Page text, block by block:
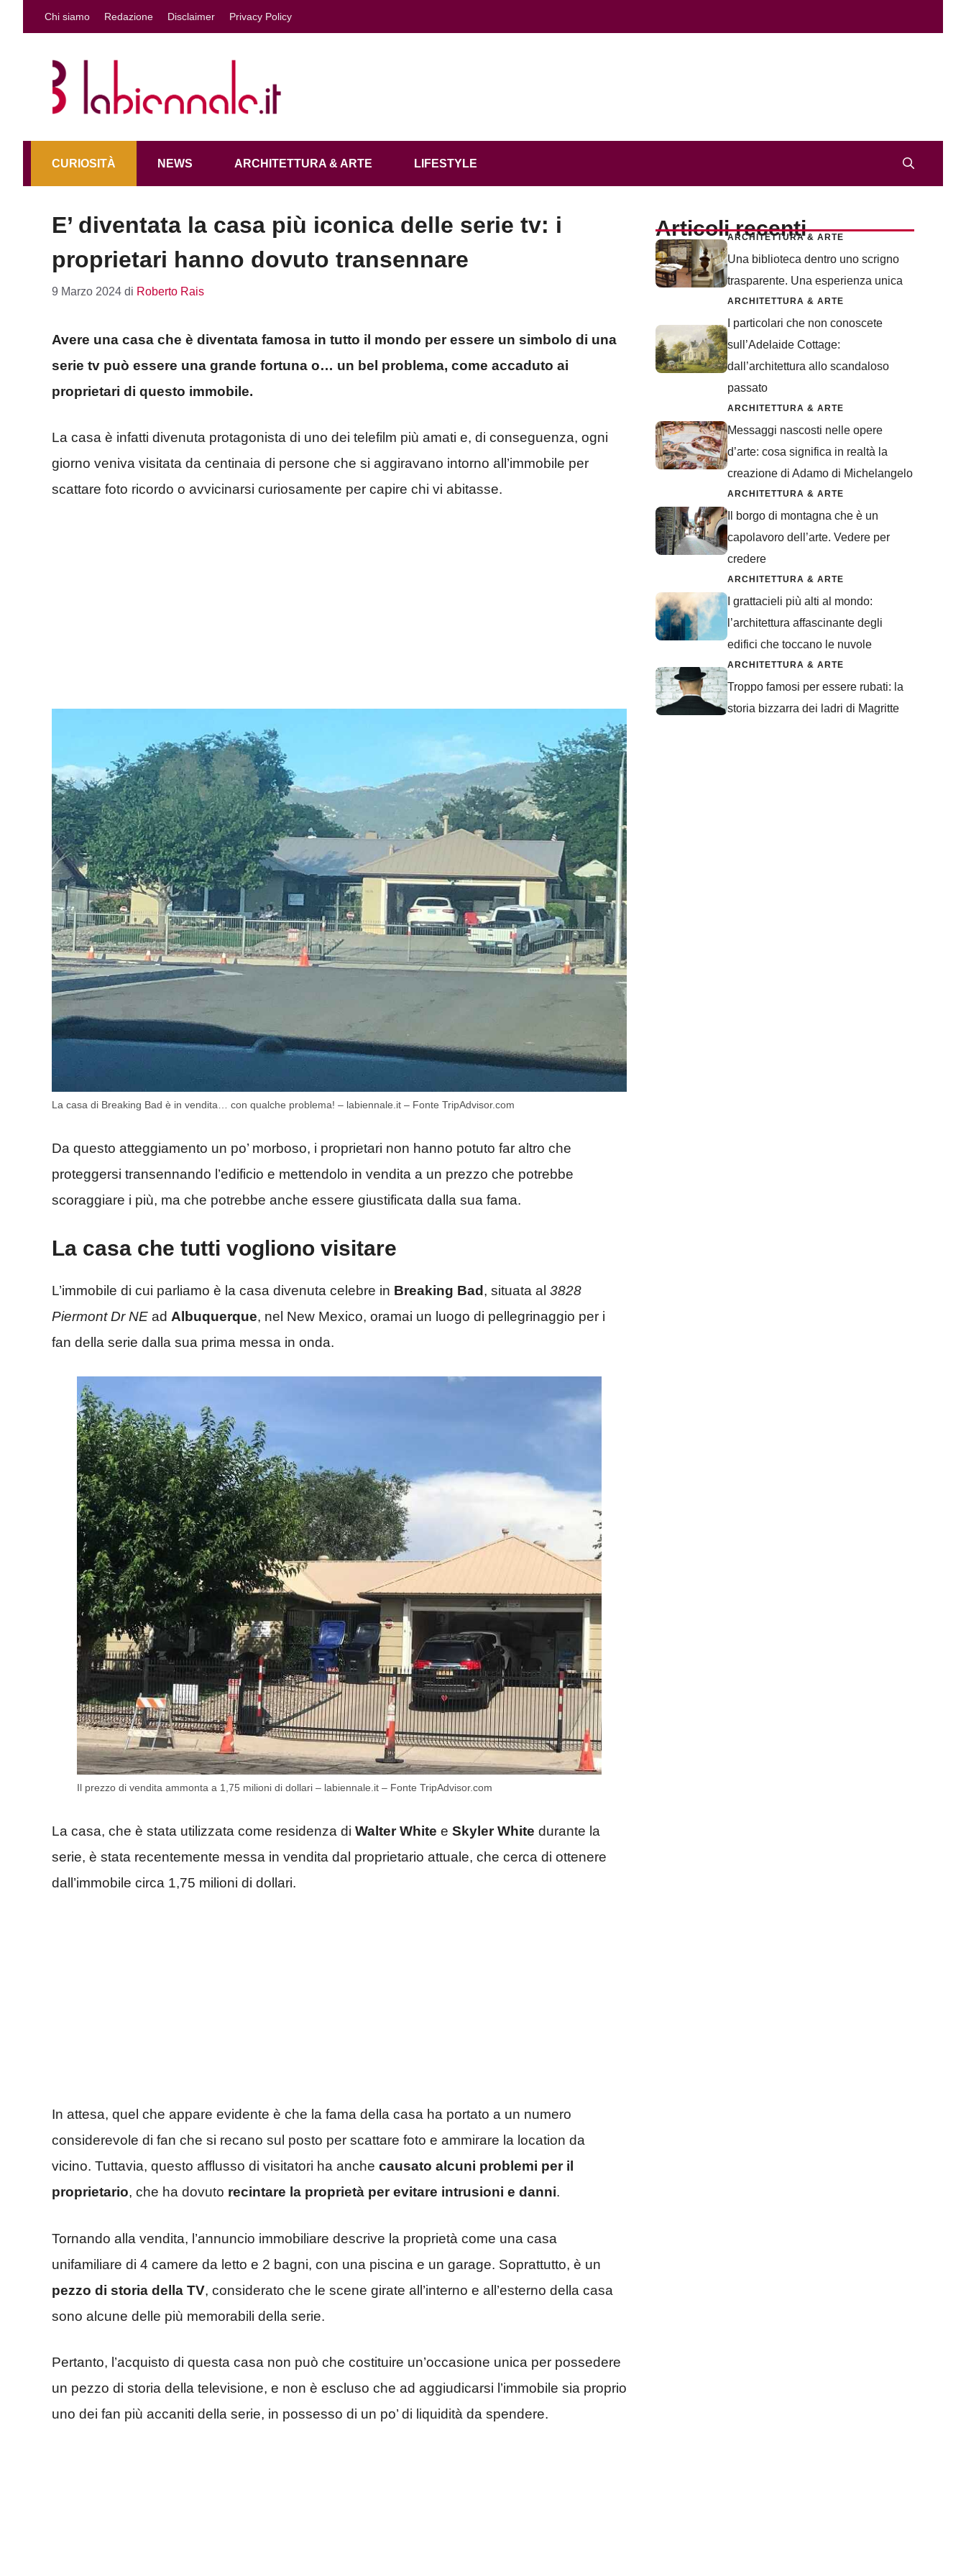
contenuto
Chi siamo Redazione Disclaimer Privacy Policy
CURIOSITÀ NEWS ARCHITETTURA & ARTE LIFESTYLE
E’ diventata la casa più iconica delle serie tv: i
proprietari hanno dovuto transennare
9 Marzo 2024 di Roberto Rais
Avere una casa che è diventata famosa in tutto il mondo per essere un simbolo di una
serie tv può essere una grande fortuna o… un bel problema, come accaduto ai
proprietari di questo immobile.
La casa è infatti divenuta protagonista di uno dei telefilm più amati e, di conseguenza, ogni
giorno veniva visitata da centinaia di persone che si aggiravano intorno all’immobile per
scattare foto ricordo o avvicinarsi curiosamente per capire chi vi abitasse.
La casa di Breaking Bad è in vendita… con qualche problema! – labiennale.it – Fonte TripAdvisor.com
Da questo atteggiamento un po’ morboso, i proprietari non hanno potuto far altro che
proteggersi transennando l’edificio e mettendolo in vendita a un prezzo che potrebbe
scoraggiare i più, ma che potrebbe anche essere giustificata dalla sua fama.
La casa che tutti vogliono visitare
L’immobile di cui parliamo è la casa divenuta celebre in Breaking Bad , situata al 3828
Piermont Dr NE ad Albuquerque, nel New Mexico, oramai un luogo di pellegrinaggio per i
fan della serie dalla sua prima messa in onda.
Il prezzo di vendita ammonta a 1,75 milioni di dollari – labiennale.it – Fonte TripAdvisor.com
La casa, che è stata utilizzata come residenza di Walter White e Skyler White durante la
serie, è stata recentemente messa in vendita dal proprietario attuale, che cerca di ottenere
dall’immobile circa 1,75 milioni di dollari.
In attesa, quel che appare evidente è che la fama della casa ha portato a un numero
considerevole di fan che si recano sul posto per scattare foto e ammirare la location da
vicino. Tuttavia, questo afflusso di visitatori ha anche causato alcuni problemi per il
proprietario, che ha dovuto recintare la proprietà per evitare intrusioni e danni.
Tornando alla vendita, l’annuncio immobiliare descrive la proprietà come una casa
unifamiliare di 4 camere da letto e 2 bagni, con una piscina e un garage. Soprattutto, è un
pezzo di storia della TV, considerato che le scene girate all’interno e all’esterno della casa
sono alcune delle più memorabili della serie.
Pertanto, l’acquisto di questa casa non può che costituire un’occasione unica per possedere
un pezzo di storia della televisione, e non è escluso che ad aggiudicarsi l’immobile sia proprio
uno dei fan più accaniti della serie, in possesso di un po’ di liquidità da spendere.
Articoli recenti
ARCHITETTURA & ARTE
Una biblioteca dentro uno scrigno
trasparente. Una esperienza unica
ARCHITETTURA & ARTE
I particolari che non conoscete
sull’Adelaide Cottage:
dall’architettura allo scandaloso
passato
ARCHITETTURA & ARTE
Messaggi nascosti nelle opere
d’arte: cosa significa in realtà la
creazione di Adamo di Michelangelo
ARCHITETTURA & ARTE
Il borgo di montagna che è un
capolavoro dell’arte. Vedere per
credere
ARCHITETTURA & ARTE
I grattacieli più alti al mondo:
l’architettura affascinante degli
edifici che toccano le nuvole
ARCHITETTURA & ARTE
Troppo famosi per essere rubati: la
storia bizzarra dei ladri di Magritte